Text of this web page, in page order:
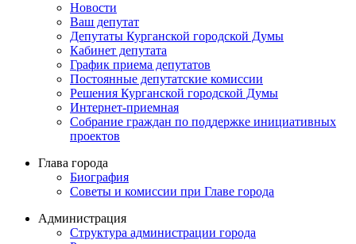
Новости
Ваш депутат
Депутаты Курганской городской Думы
Кабинет депутата
График приема депутатов
Постоянные депутатские комиссии
Решения Курганской городской Думы
Интернет-приемная
Собрание граждан по поддержке инициативных
проектов
Глава города
Биография
Советы и комиссии при Главе города
Администрация
Структура администрации города